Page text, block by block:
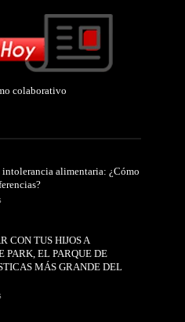
colaborativo
intolerancia alimentaria: ¿Cómo
CON TUS HIJOS A
PARK, EL PARQUE DE
MÁS GRANDE DEL